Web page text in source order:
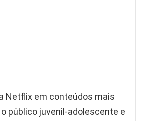
Netflix em conteúdos mais
público juvenil-adolescente e